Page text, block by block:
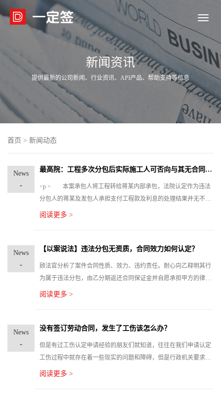

新闻资讯
提供最新的公司新闻、行业资讯、API产品、帮助支持等信息
首页 > 新闻动态
News
-
最高院：工程多次分包后实际施工人可否向与其无合同关系的承包人主张工程款？
<p > 本案承包人将工程转给蒋某内部承包，法院认定作为违法
分包人的蒋某及发包人承担支付工程款及利息的处理结果并无不
妥。因此实际工人无法依照合同向其主张案涉工程款及利息：<p
程多次分包后实际施工人可否向与其无合同关系的承包人主张工程
阅读更多 >
News
-
【以案说法】违法分包无资质，合同效力如何认定？
顾法官分析了案件合同性质、效力、违约责任。耐心向乙释明其行
为属于违法分包，由乙分期返还合同保证金并自愿承担甲方的律师
代理费，法官说法乙未取得相应的建设工程施工资质。根据《最高
设工程或者没有资质的实际施工人借用有资质的建筑施工企业名义
阅读更多 >
News
-
没有签订劳动合同，发生了工伤该怎么办？
但是有过工伤认定申请经验的朋友们就知道，往往在我们申请认定
工伤过程中就存在着一些现实的问题和障碍，但是行政机关要求劳
动合同又是申请认定工伤时，首先去确认与用人单位的劳动关系，
阅读更多 >